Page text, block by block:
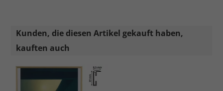
Kunden, die diesen Artikel gekauft haben,
kauften auch